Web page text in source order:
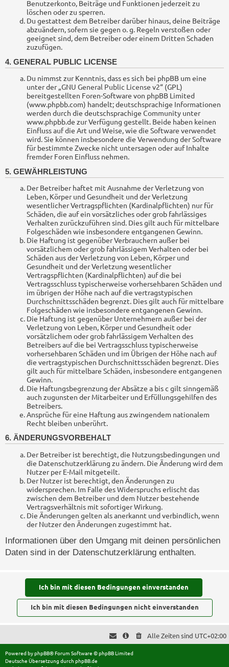
Benutzerkonto, Beiträge und Funktionen jederzeit zu
löschen oder zu sperren.
Du gestattest dem Betreiber darüber hinaus, deine Beiträge
abzuändern, sofern sie gegen o. g. Regeln verstoßen oder
geeignet sind, dem Betreiber oder einem Dritten Schaden
zuzufügen.
4. GENERAL PUBLIC LICENSE
Du nimmst zur Kenntnis, dass es sich bei phpBB um eine
unter der „GNU General Public License v2“ (GPL)
bereitgestellten Foren-Software von phpBB Limited
(www.phpbb.com) handelt; deutschsprachige Informationen
werden durch die deutschsprachige Community unter
www.phpbb.de zur Verfügung gestellt. Beide haben keinen
Einfluss auf die Art und Weise, wie die Software verwendet
wird. Sie können insbesondere die Verwendung der Software
für bestimmte Zwecke nicht untersagen oder auf Inhalte
fremder Foren Einfluss nehmen.
5. GEWÄHRLEISTUNG
Der Betreiber haftet mit Ausnahme der Verletzung von
Leben, Körper und Gesundheit und der Verletzung
wesentlicher Vertragspflichten (Kardinalpflichten) nur für
Schäden, die auf ein vorsätzliches oder grob fahrlässiges
Verhalten zurückzuführen sind. Dies gilt auch für mittelbare
Folgeschäden wie insbesondere entgangenen Gewinn.
Die Haftung ist gegenüber Verbrauchern außer bei
vorsätzlichem oder grob fahrlässigem Verhalten oder bei
Schäden aus der Verletzung von Leben, Körper und
Gesundheit und der Verletzung wesentlicher
Vertragspflichten (Kardinalpflichten) auf die bei
Vertragsschluss typischerweise vorhersehbaren Schäden und
im übrigen der Höhe nach auf die vertragstypischen
Durchschnittsschäden begrenzt. Dies gilt auch für mittelbare
Folgeschäden wie insbesondere entgangenen Gewinn.
Die Haftung ist gegenüber Unternehmern außer bei der
Verletzung von Leben, Körper und Gesundheit oder
vorsätzlichem oder grob fahrlässigem Verhalten des
Betreibers auf die bei Vertragsschluss typischerweise
vorhersehbaren Schäden und im Übrigen der Höhe nach auf
die vertragstypischen Durchschnittsschäden begrenzt. Dies
gilt auch für mittelbare Schäden, insbesondere entgangenen
Gewinn.
Die Haftungsbegrenzung der Absätze a bis c gilt sinngemäß
auch zugunsten der Mitarbeiter und Erfüllungsgehilfen des
Betreibers.
Ansprüche für eine Haftung aus zwingendem nationalem
Recht bleiben unberührt.
6. ÄNDERUNGSVORBEHALT
Der Betreiber ist berechtigt, die Nutzungsbedingungen und
die Datenschutzerklärung zu ändern. Die Änderung wird dem
Nutzer per E-Mail mitgeteilt.
Der Nutzer ist berechtigt, den Änderungen zu
widersprechen. Im Falle des Widerspruchs erlischt das
zwischen dem Betreiber und dem Nutzer bestehende
Vertragsverhältnis mit sofortiger Wirkung.
Die Änderungen gelten als anerkannt und verbindlich, wenn
der Nutzer den Änderungen zugestimmt hat.
Informationen über den Umgang mit deinen persönlichen
Daten sind in der Datenschutzerklärung enthalten.
Alle Zeiten sind UTC+02:00
Powered byphpBB® Forum Software © phpBB Limited
Deutsche Übersetzung durch phpBB.de